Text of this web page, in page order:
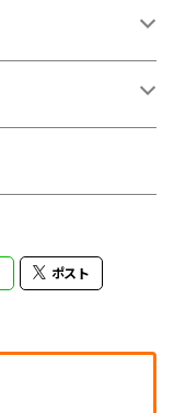
ポスト